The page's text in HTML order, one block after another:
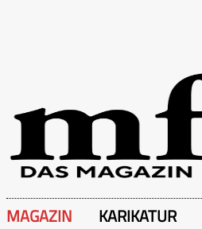
MAGAZIN KARIKATUR